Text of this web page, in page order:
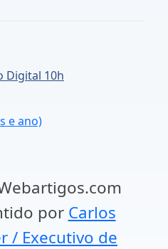
Digital 10h
e ano)
por Carlos
/ Executivo de